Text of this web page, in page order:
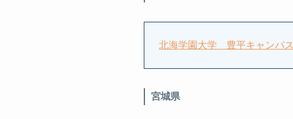
北海学園大学 豊平キャンパス
宮城県